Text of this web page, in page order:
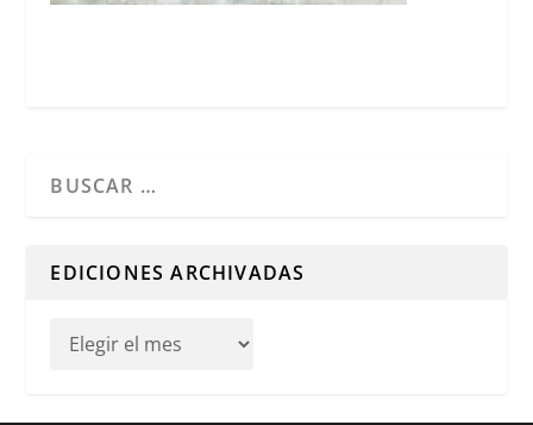
EDICIONES ARCHIVADAS